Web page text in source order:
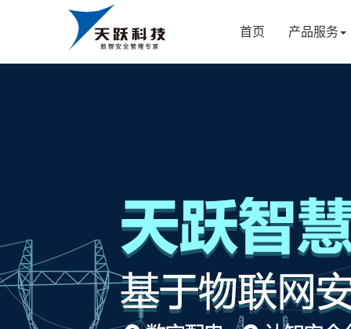
首页 产品服务